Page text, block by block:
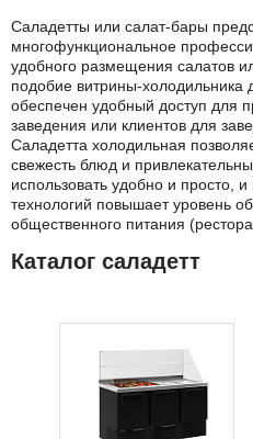
Саладетты или салат-бары
многофункциональное
удобного размещения салатов
подобие витрины-холодильника
обеспечен удобный доступ для
заведения или клиентов для
Саладетта холодильная
свежесть блюд и
использовать удобно и просто,
технологий повышает уровень
общественного питания
Каталог саладетт